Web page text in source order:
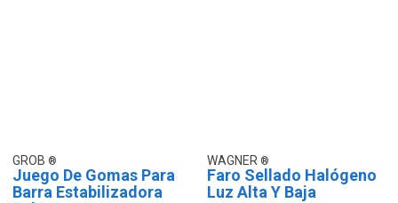
GROB
Juego De Gomas Para
Barra Estabilizadora
WAGNER
Faro Sellado Halógeno
Luz Alta Y Baja